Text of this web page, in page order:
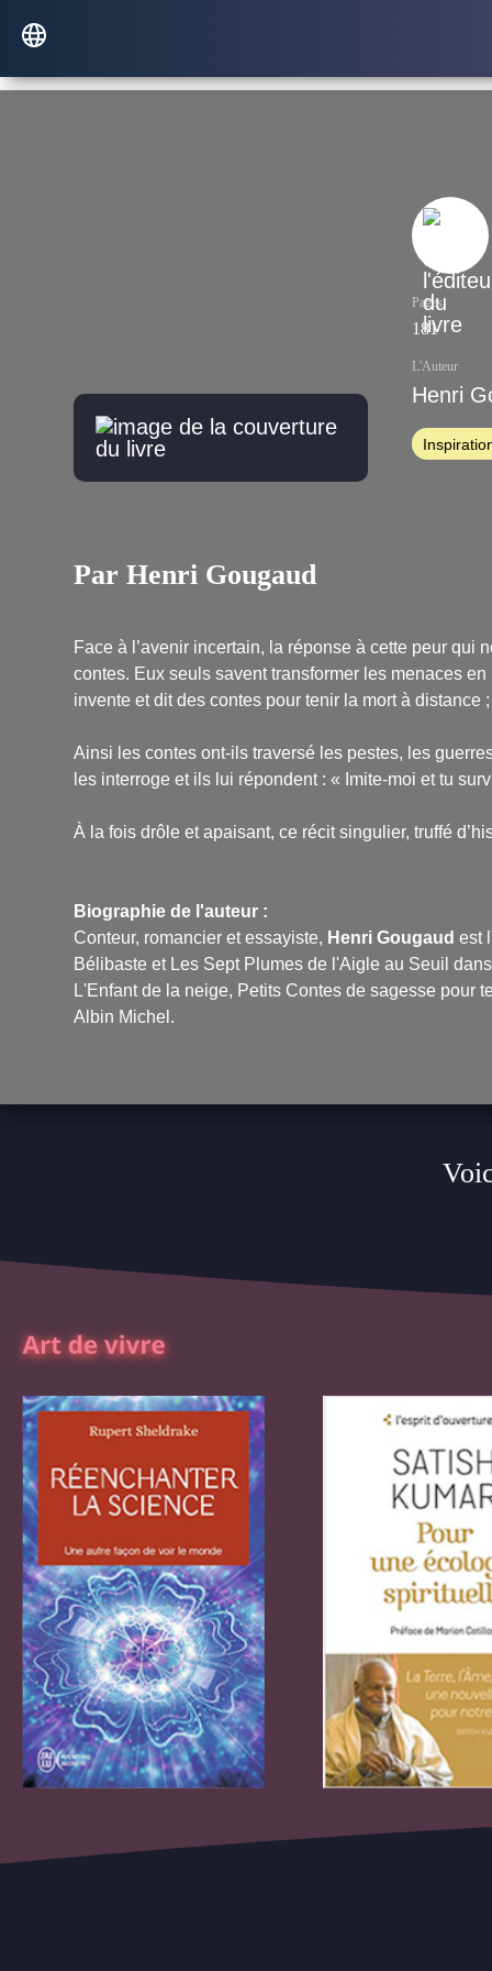
Pages
181
L'Auteur
Henri
Par Henri Gougaud
Face à l’avenir incertain, la réponse à cette peur
contes. Eux seuls savent transformer les menaces
invente et dit des contes pour tenir la mort à distance
Ainsi les contes ont-ils traversé les pestes, les
les interroge et ils lui répondent : « Imite-moi et tu
À la fois drôle et apaisant, ce récit singulier, truffé
Biographie de l'auteur :
Conteur, romancier et essayiste, Henri Gougaud est
Bélibaste et Les Sept Plumes de l'Aigle au Seuil
L'Enfant de la neige, Petits Contes de sagesse pour
Albin Michel.